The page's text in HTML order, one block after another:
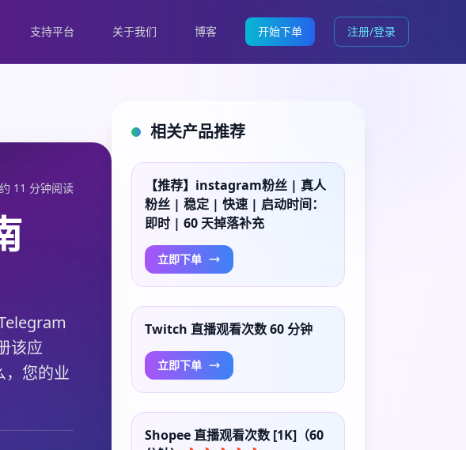
支持平台 关于我们 博客 开始下单 注册/登录
约 11 分钟阅读
该应
，您的业
相关产品推荐
【推荐】instagram粉丝 | 真人
粉丝 | 稳定 | 快速 | 启动时间：
即时 | 60 天掉落补充
立即下单
Twitch 直播观看次数 60 分钟
立即下单
Shopee 直播观看次数 [1K]（60